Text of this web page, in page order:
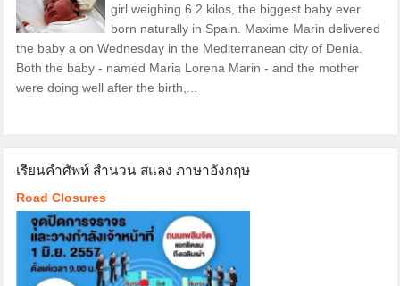
girl weighing 6.2 kilos, the biggest baby ever
born naturally in Spain. Maxime Marin delivered
the baby a on Wednesday in the Mediterranean city of Denia.
Both the baby - named Maria Lorena Marin - and the mother
were doing well after the birth,...
เรียนคำศัพท์ สำนวน สแลง ภาษาอังกฤษ
Road Closures